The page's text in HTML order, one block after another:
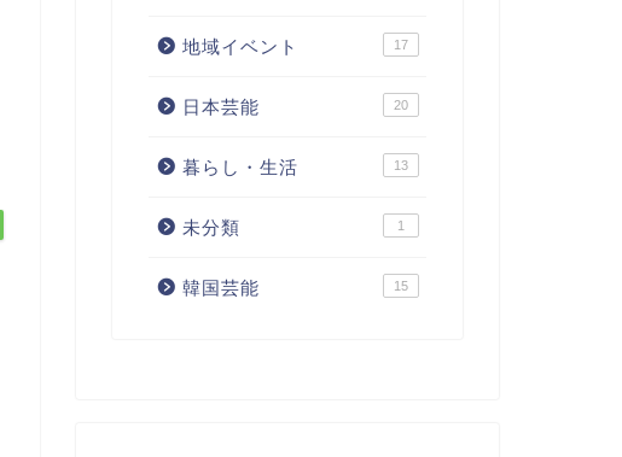
地域イベント 17
日本芸能 20
暮らし・生活 13
未分類 1
韓国芸能 15